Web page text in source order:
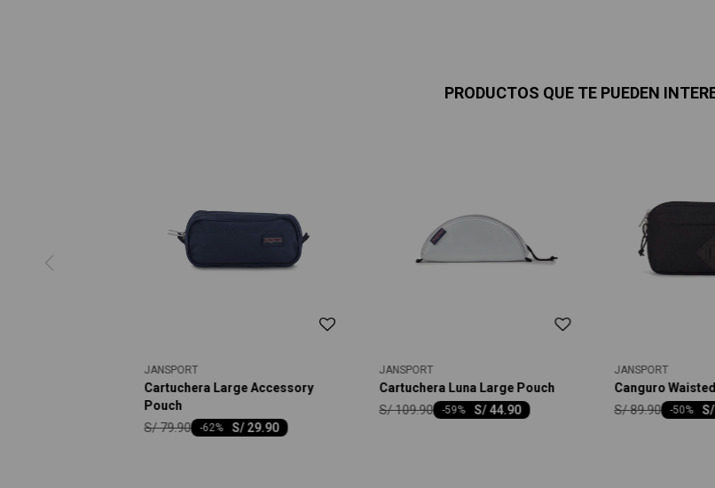
PRODUCTOS QUE TE PUEDEN
JANSPORT
Cartuchera Large Accessory
Pouch
S/ 29.90
-62
S/79.90
JANSPORT
Cartuchera Luna Large Pouch
S/ 44.90
-59
S/109.90
JANSPORT
Canguro Waisted
S/
-50
S/89.90